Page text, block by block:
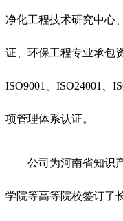
净化工程技术研究中心
证、环保工程专业承包
ISO9001、ISO24001、
项管理体系认证。
公司为河南省知识
学院等高等院校签订了